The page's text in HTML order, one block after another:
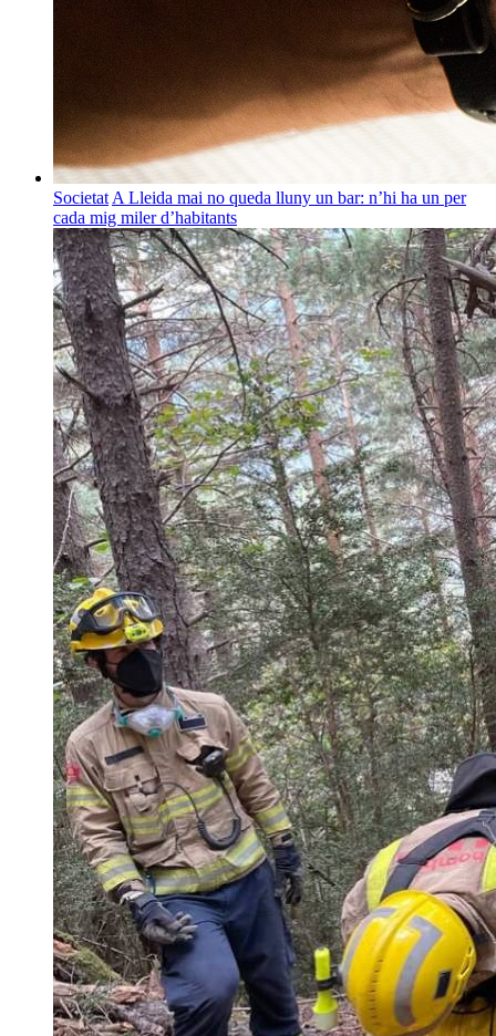
Societat A Lleida mai no queda lluny un bar: n’hi ha un per
cada mig miler d’habitants